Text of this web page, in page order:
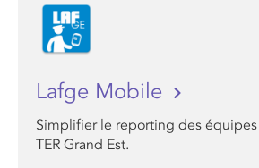
Lafge Mobile
Simplifier le reporting des
TER Grand Est.